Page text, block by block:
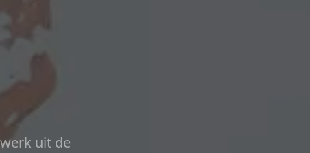
uit de